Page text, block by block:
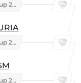
Esports World Cup 2026
Esports World Cup 2026
Esports World Cup 2026